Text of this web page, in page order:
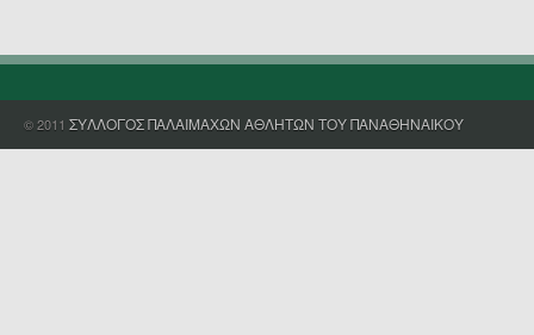
© 2011 ΣΥΛΛΟΓΟΣ ΠΑΛΑΙΜΑΧΩΝ ΑΘΛΗΤΩΝ ΤΟΥ ΠΑΝΑΘΗΝΑΙΚΟΥ